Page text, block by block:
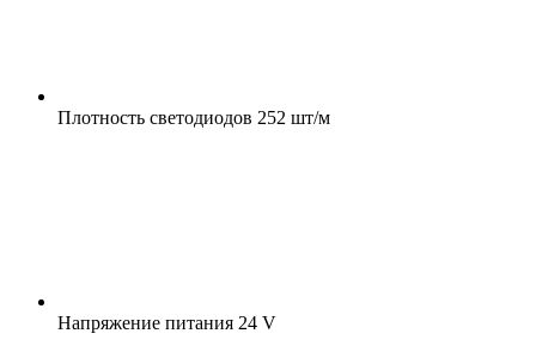
Плотность светодиодов 252 шт/м
Напряжение питания 24 V